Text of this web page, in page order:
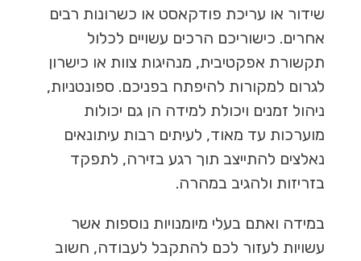
שידור או עריכת פודקאסט או כשרונות רבים
אחרים. כישוריכם הרכים עשויים לכלול
תקשורת אפקטיבית, מנהיגות צוות או כישרון
לגרום למקורות להיפתח בפניכם. ספונטניות,
ניהול זמנים ויכולת למידה הן גם יכולות
מוערכות עד מאוד, לעיתים רבות עיתונאים
נאלצים להתייצב תוך רגע בזירה, לתפקד
בזריזות ולהגיב במהרה.
במידה ואתם בעלי מיומנויות נוספות אשר
עשויות לעזור לכם להתקבל לעבודה, חשוב